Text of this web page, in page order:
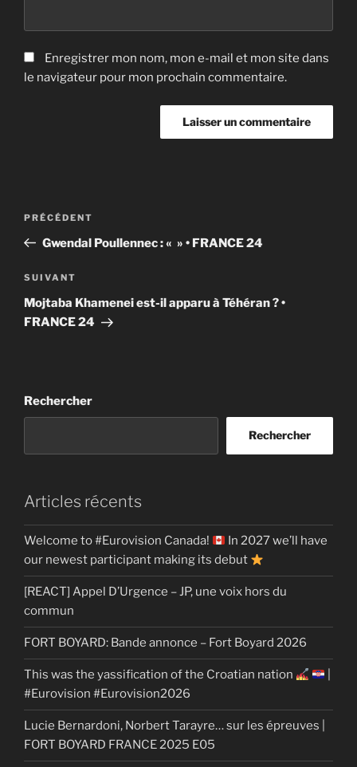
Enregistrer mon nom, mon e-mail et mon site dans
le navigateur pour mon prochain commentaire.
Navigation
l’article
Article
précédent
PRÉCÉDENT
Gwendal Poullennec : « » • FRANCE 24
Article
suivant
SUIVANT
Mojtaba Khamenei est-il apparu à Téhéran ? •
FRANCE 24
Rechercher
Rechercher
Articles récents
Welcome to #Eurovision Canada!
In 2027 we’ll have
our newest participant making its debut
[REACT] Appel D’Urgence – JP, une voix hors du
commun
FORT BOYARD: Bande annonce – Fort Boyard 2026
This was the yassification of the Croatian nation
#Eurovision #Eurovision2026
Lucie Bernardoni, Norbert Tarayre… sur les épreuves |
FORT BOYARD FRANCE 2025 E05